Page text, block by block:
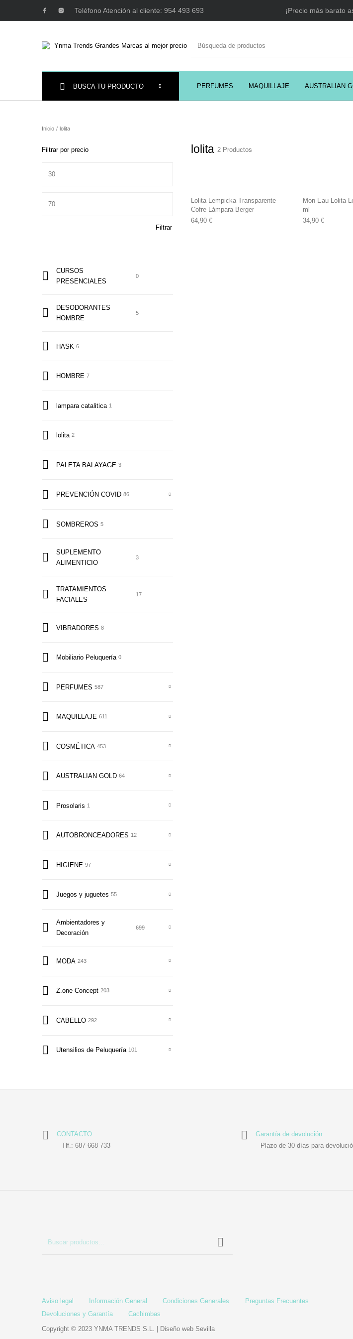
Teléfono Atención al cliente: 954 493 693 ¡Precio más barato
PERFUMES MAQUILLAJE AUSTRALIAN
BUSCA TU PRODUCTO
Inicio / lolita
Filtrar por precio
Filtrar
CURSOS
PRESENCIALES
0
DESODORANTES
HOMBRE
5
HASK 6
HOMBRE 7
lampara catalitica 1
lolita 2
PALETA BALAYAGE 3
PREVENCIÓN COVID 86
SOMBREROS 5
SUPLEMENTO
ALIMENTICIO
3
TRATAMIENTOS
FACIALES
17
VIBRADORES 8
Mobiliario Peluquería 0
PERFUMES 587
MAQUILLAJE 611
COSMÉTICA 453
AUSTRALIAN GOLD 64
Prosolaris 1
AUTOBRONCEADORES 12
HIGIENE 97
Juegos y juguetes 55
Ambientadores y
Decoración
699
MODA 243
Z.one Concept 203
CABELLO 292
Utensilios de Peluquería 101
lolita 2 Productos
Lolita Lempicka Transparente –
Cofre Lámpara Berger
64,90 €
Mon Eau Lolita
ml
34,90 €
CONTACTO
Tlf.: 687 668 733
Garantía de devolución
Plazo de 30 días para
Aviso legal Información General Condiciones Generales
Preguntas Frecuentes
Devoluciones y Garantía
Cachimbas
Copyright © 2023 YNMA TRENDS S.L. | Diseño web Sevilla